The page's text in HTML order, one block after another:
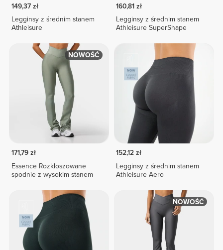
149,37 zł
Legginsy z średnim stanem
Athleisure
160,81 zł
Legginsy z średnim stanem
Athleisure SuperShape
NOWOŚĆ
171,79 zł
Essence Rozkloszowane
spodnie z wysokim stanem
152,12 zł
Legginsy z średnim stanem
Athleisure Aero
NOWOŚĆ